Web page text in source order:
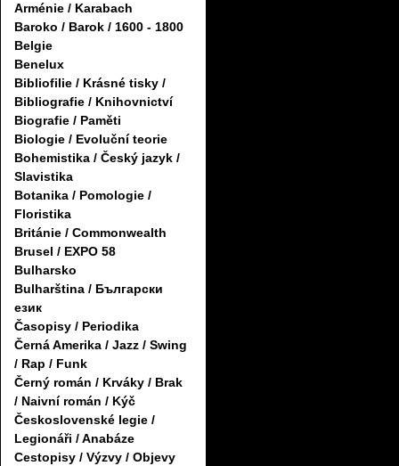
Arménie / Karabach
Baroko / Barok / 1600 - 1800
Belgie
Benelux
Bibliofilie / Krásné tisky /
Bibliografie / Knihovnictví
Biografie / Paměti
Biologie / Evoluční teorie
Bohemistika / Český jazyk /
Slavistika
Botanika / Pomologie /
Floristika
Británie / Commonwealth
Brusel / EXPO 58
Bulharsko
Bulharština / Български
език
Časopisy / Periodika
Černá Amerika / Jazz / Swing
/ Rap / Funk
Černý román / Krváky / Brak
/ Naivní román / Kýč
Československé legie /
Legionáři / Anabáze
Cestopisy / Výzvy / Objevy